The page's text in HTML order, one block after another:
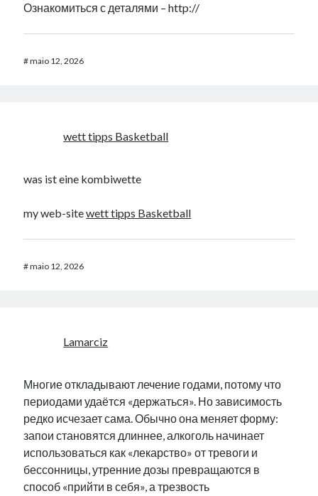
Ознакомиться с деталями – http://
#maio 12, 2026
wett tipps Basketball
was ist eine kombiwette
my web-sitewett tipps Basketball
#maio 12, 2026
Lamarciz
Многие откладывают лечение годами, потому что
периодами удаётся «держаться». Но зависимость
редко исчезает сама. Обычно она меняет форму:
запои становятся длиннее, алкоголь начинает
использоваться как «лекарство» от тревоги и
бессонницы, утренние дозы превращаются в
способ «прийти в себя», а трезвость